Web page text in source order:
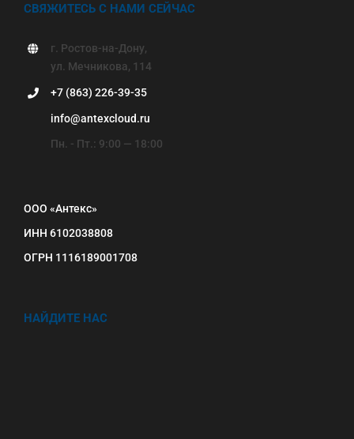
СВЯЖИТЕСЬ С НАМИ СЕЙЧАС
г. Ростов-на-Дону,
ул. Мечникова, 114
+7 (863) 226-39-35
info@antexcloud.ru
Пн. - Пт.: 9:00 — 18:00
ООО «Антекс»
ИНН 6102038808
ОГРН 1116189001708
НАЙДИТЕ НАС